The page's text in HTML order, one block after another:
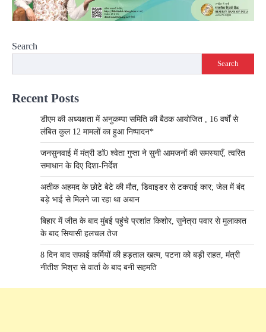
Search
Search
Recent Posts
डीएम की अध्यक्षता में अनुकम्पा समिति की बैठक आयोजित , 16 वर्षों से
लंबित कुल 12 मामलों का हुआ निष्पादन*
जनसुनवाई में मंत्री डाॅ0 श्वेता गुप्ता ने सुनी आमजनों की समस्याएँ, त्वरित
समाधान के दिए दिशा-निर्देश
अतीक अहमद के छोटे बेटे की मौत, डिवाइडर से टकराई कार; जेल में बंद
बड़े भाई से मिलने जा रहा था अबान
बिहार में जीत के बाद मुंबई पहुंचे प्रशांत किशोर, सुनेत्रा पवार से मुलाकात
के बाद सियासी हलचल तेज
8 दिन बाद सफाई कर्मियों की हड़ताल खत्म, पटना को बड़ी राहत, मंत्री
नीतीश मिश्रा से वार्ता के बाद बनी सहमति